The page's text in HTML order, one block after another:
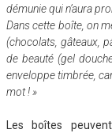
démunie qui n’aura
Dans cette boîte, on
(chocolats, gâteaux,
de beauté (gel
enveloppe timbrée,
mot ! »
Les boîtes